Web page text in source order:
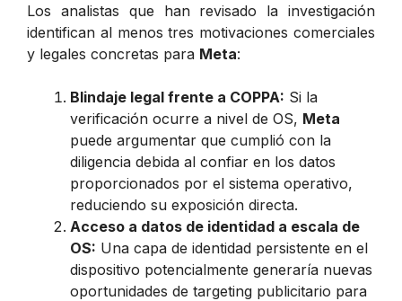
Los analistas que han revisado la investigación
identifican al menos tres motivaciones comerciales
y legales concretas para Meta:
Blindaje legal frente a COPPA: Si la
verificación ocurre a nivel de OS, Meta
puede argumentar que cumplió con la
diligencia debida al confiar en los datos
proporcionados por el sistema operativo,
reduciendo su exposición directa.
Acceso a datos de identidad a escala de
OS: Una capa de identidad persistente en el
dispositivo potencialmente generaría nuevas
oportunidades de targeting publicitario para